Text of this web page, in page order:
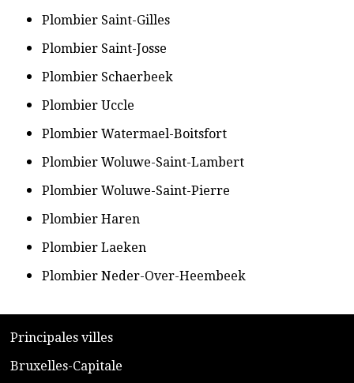
​Plombier Saint-Gilles
​Plombier Saint-Josse
​Plombier Schaerbeek
​Plombier Uccle
​Plombier Watermael-Boitsfort
​Plombier Woluwe-Saint-Lambert
​Plombier Woluwe-Saint-Pierre
​Plombier Haren
​Plombier Laeken
​Plombier Neder-Over-Heembeek
​Principales villes
​Bruxelles-Capitale